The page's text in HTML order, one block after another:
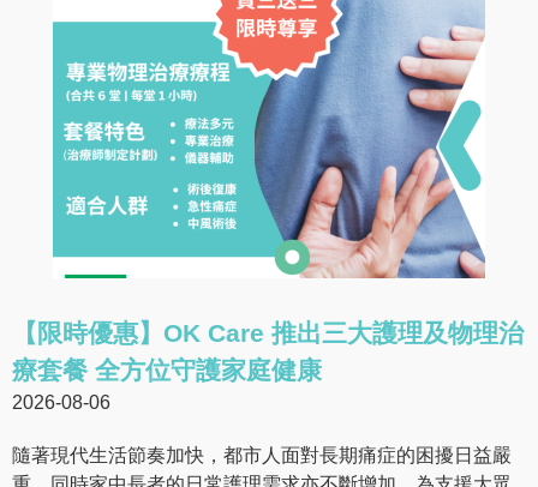
【限時優惠】OK Care 推出三大護理及物理治
療套餐 全方位守護家庭健康
2026-08-06
隨著現代生活節奏加快，都市人面對長期痛症的困擾日益嚴